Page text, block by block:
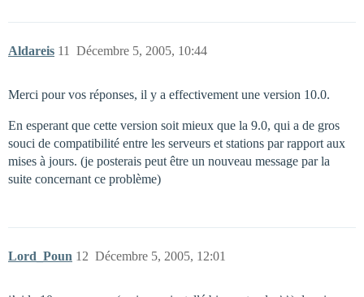
Aldareis Décembre 5, 2005, 10:44
11
Merci pour vos réponses, il y a effectivement une version 10.0.
En esperant que cette version soit mieux que la 9.0, qui a de gros
souci de compatibilité entre les serveurs et stations par rapport aux
mises à jours. (je posterais peut être un nouveau message par la
suite concernant ce problème)
Lord_Poun Décembre 5, 2005, 12:01
12